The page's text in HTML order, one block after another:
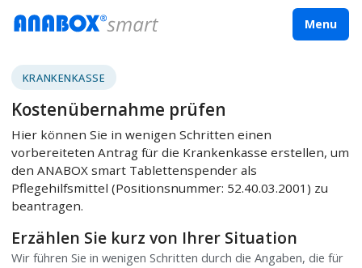
Menu
KRANKENKASSE
Kostenübernahme prüfen
Hier können Sie in wenigen Schritten einen
vorbereiteten Antrag für die Krankenkasse erstellen, um
den ANABOX smart Tablettenspender als
Pflegehilfsmittel (Positionsnummer: 52.40.03.2001) zu
beantragen.
Erzählen Sie kurz von Ihrer Situation
Wir führen Sie in wenigen Schritten durch die Angaben, die für